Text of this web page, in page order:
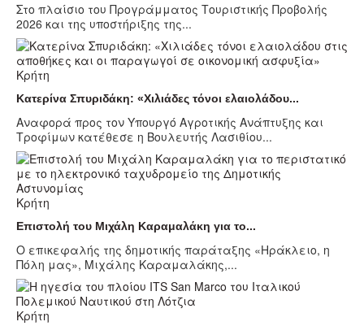
Στο πλαίσιο του Προγράμματος Τουριστικής Προβολής
2026 και της υποστήριξης της...
Κρήτη
Κατερίνα Σπυριδάκη: «Χιλιάδες τόνοι ελαιολάδου...
Αναφορά προς τον Υπουργό Αγροτικής Ανάπτυξης και
Τροφίμων κατέθεσε η Βουλευτής Λασιθίου...
Κρήτη
Επιστολή του Μιχάλη Καραμαλάκη για το...
Ο επικεφαλής της δημοτικής παράταξης «Ηράκλειο, η
Πόλη μας», Μιχάλης Καραμαλάκης,...
Κρήτη